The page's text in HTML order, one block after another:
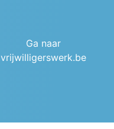
Ga naar
vrijwilligerswerk.be